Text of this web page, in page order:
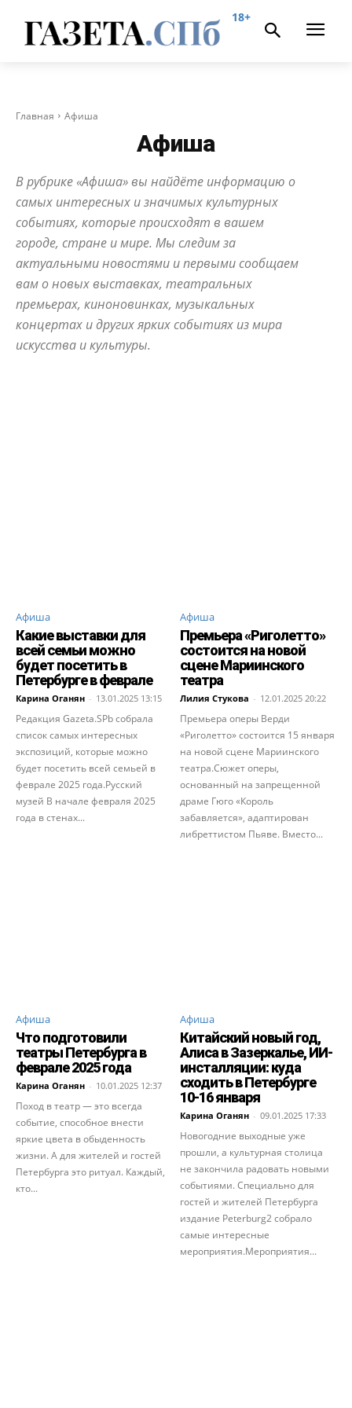
18+
Главная Афиша
Афиша
В рубрике «Афиша» вы найдёте информацию о
самых интересных и значимых культурных
событиях, которые происходят в вашем
городе, стране и мире. Мы следим за
актуальными новостями и первыми сообщаем
вам о новых выставках, театральных
премьерах, киноновинках, музыкальных
концертах и других ярких событиях из мира
искусства и культуры.
Афиша
Какие выставки для
всей семьи можно
будет посетить в
Петербурге в феврале
Карина Оганян - 13.01.2025 13:15
Редакция Gazeta.SPb собрала
список самых интересных
экспозиций, которые можно
будет посетить всей семьей в
феврале 2025 года.Русский
музей В начале февраля 2025
года в стенах...
Афиша
Премьера «Риголетто»
состоится на новой
сцене Мариинского
театра
Лилия Стукова - 12.01.2025 20:22
Премьера оперы Верди
«Риголетто» состоится 15 января
на новой сцене Мариинского
театра.Сюжет оперы,
основанный на запрещенной
драме Гюго «Король
забавляется», адаптирован
либреттистом Пьяве. Вместо...
Афиша
Что подготовили
театры Петербурга в
феврале 2025 года
Карина Оганян - 10.01.2025 12:37
Поход в театр — это всегда
событие, способное внести
яркие цвета в обыденность
жизни. А для жителей и гостей
Петербурга это ритуал. Каждый,
кто...
Афиша
Китайский новый год,
Алиса в Зазеркалье, ИИ-
инсталляции: куда
сходить в Петербурге
10-16 января
Карина Оганян - 09.01.2025 17:33
Новогодние выходные уже
прошли, а культурная столица
не закончила радовать новыми
событиями. Специально для
гостей и жителей Петербурга
издание Peterburg2 собрало
самые интересные
мероприятия.Мероприятия...